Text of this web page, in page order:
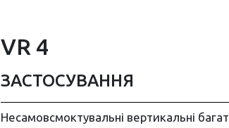
VR 4
ЗАСТОСУВАННЯ
Несамовсмоктувальні вертикальні